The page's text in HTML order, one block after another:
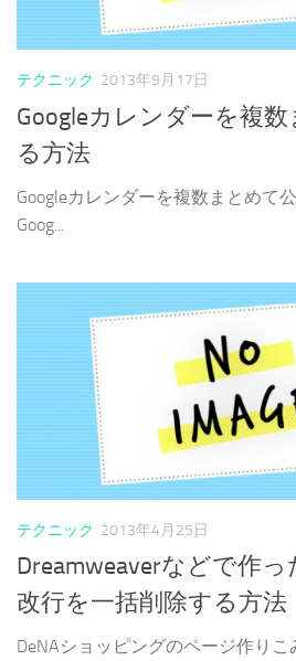
テクニック 2013年9月17日
Googleカレンダーを複
る方法
Googleカレンダーを複数まとめて
Goog...
テクニック 2013年4月25日
Dreamweaverなどで作
改行を一括削除する方法
DeNAショッピングのページ作り